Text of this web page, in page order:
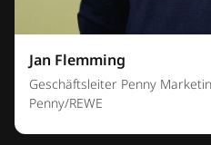
Jan Flemming
Geschäftsleiter Penny
Penny/REWE